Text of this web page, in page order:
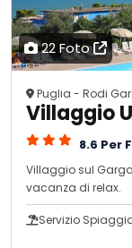
22 Foto
Puglia - Rodi
Villaggio
8.6 Per
Villaggio sul
vacanza di relax.
Servizio